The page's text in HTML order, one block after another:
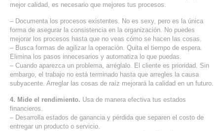
mejor calidad, es necesario que mejores tus procesos.
– Documenta los procesos existentes. No es sexy, pero es la única
forma de asegurar la consistencia en la organización. No puedes
mejorar los procesos hasta que no veas cómo se hacen las cosas.
– Busca formas de agilizar la operación. Quita el tiempo de espera.
Elimina los pasos innecesarios y automatiza lo que puedas.
– Cuando aparezca un problema, arréglalo. El cliente es prioridad. Sin
embargo, el trabajo no está terminado hasta que arregles la causa
subyacente. Arreglar las cosas de raíz mejorará la calidad en un futuro.
4. Mide el rendimiento. Usa de manera efectiva tus estados
financieros.
– Desarrolla estados de ganancia y pérdida que separen el costo de
entregar un producto o servicio.